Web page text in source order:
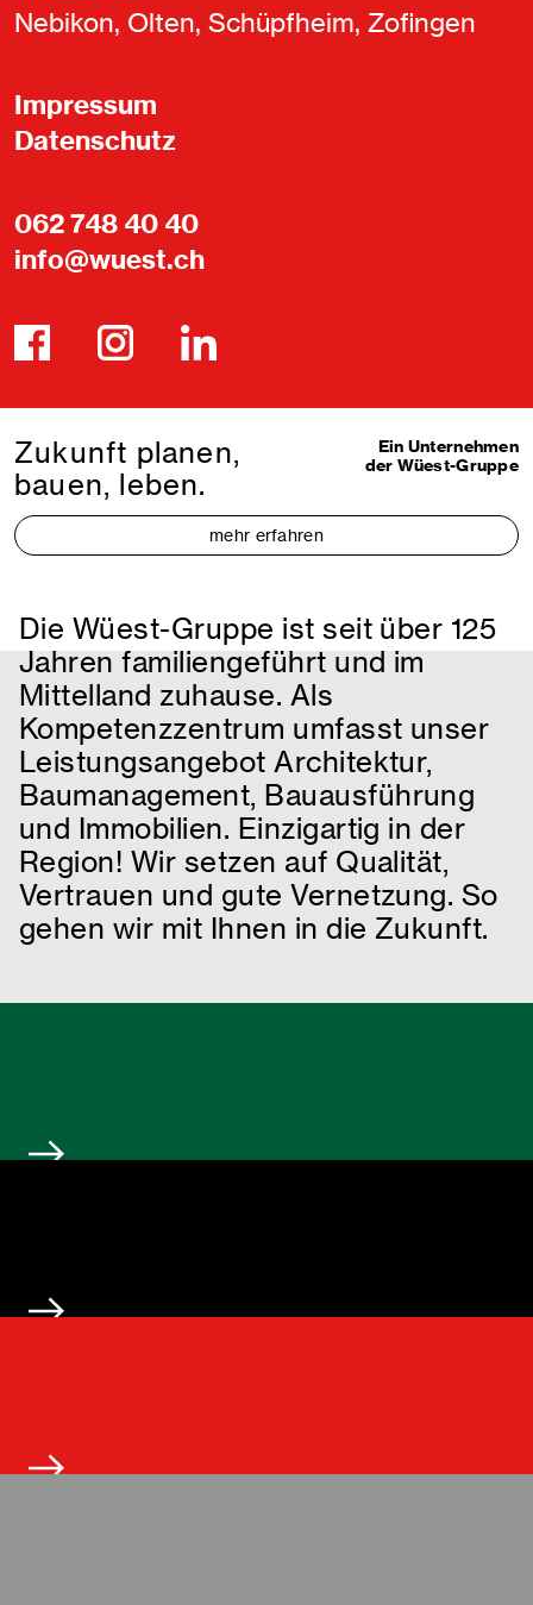
Nebikon, Olten, Schüpfheim, Zofingen
Impressum
Datenschutz
062 748 40 40
info@wuest.ch
Zukunft planen,
bauen, leben.
mehr erfahren
Ein Unternehmen
der Wüest-Gruppe
Die Wüest-Gruppe ist seit über 125
Jahren familiengeführt und im
Mittelland zuhause. Als
Kompetenzzentrum umfasst unser
Leistungsangebot Architektur,
Baumanagement, Bauausführung
und Immobilien. Einzigartig in der
Region! Wir setzen auf Qualität,
Vertrauen und gute Vernetzung. So
gehen wir mit Ihnen in die Zukunft.